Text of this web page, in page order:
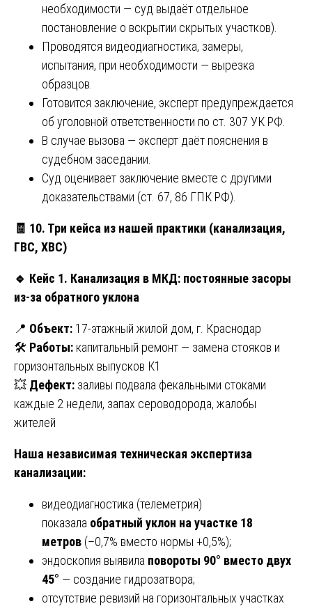
необходимости — суд выдаёт отдельное
постановление о вскрытии скрытых участков).
Проводятся видеодиагностика, замеры,
испытания, при необходимости — вырезка
образцов.
Готовится заключение, эксперт предупреждается
об уголовной ответственности по ст. 307 УК РФ.
В случае вызова — эксперт даёт пояснения в
судебном заседании.
Суд оценивает заключение вместе с другими
доказательствами (ст. 67, 86 ГПК РФ).
🧾 10. Три кейса из нашей практики (канализация,
ГВС, ХВС)
🔹 Кейс 1. Канализация в МКД: постоянные засоры
из-за обратного уклона
📍 Объект: 17-этажный жилой дом, г. Краснодар
🛠 Работы: капитальный ремонт — замена стояков и
горизонтальных выпусков К1
💥 Дефект: заливы подвала фекальными стоками
каждые 2 недели, запах сероводорода, жалобы
жителей
Наша независимая техническая экспертиза
канализации:
видеодиагностика (телеметрия)
показала обратный уклон на участке 18
метров (–0,7% вместо нормы +0,5%);
эндоскопия выявила повороты 90° вместо двух
45° — создание гидрозатвора;
отсутствие ревизий на горизонтальных участках